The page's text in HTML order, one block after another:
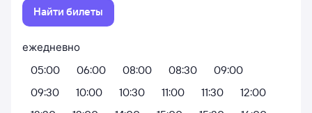
Найти билеты
ежедневно
05:00
06:00 08:00 08:30
09:00
09:30
10:00 10:30 11:00 11:30
12:00